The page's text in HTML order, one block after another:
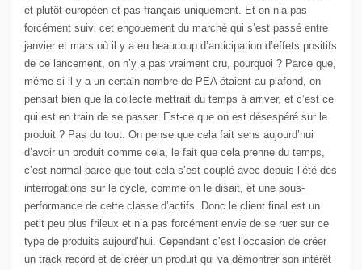
et plutôt européen et pas français uniquement. Et on n’a pas
forcément suivi cet engouement du marché qui s’est passé entre
janvier et mars où il y a eu beaucoup d’anticipation d’effets positifs
de ce lancement, on n’y a pas vraiment cru, pourquoi ? Parce que,
même si il y a un certain nombre de PEA étaient au plafond, on
pensait bien que la collecte mettrait du temps à arriver, et c’est ce
qui est en train de se passer. Est-ce que on est désespéré sur le
produit ? Pas du tout. On pense que cela fait sens aujourd’hui
d’avoir un produit comme cela, le fait que cela prenne du temps,
c’est normal parce que tout cela s’est couplé avec depuis l’été des
interrogations sur le cycle, comme on le disait, et une sous-
performance de cette classe d’actifs. Donc le client final est un
petit peu plus frileux et n’a pas forcément envie de se ruer sur ce
type de produits aujourd’hui. Cependant c’est l’occasion de créer
un track record et de créer un produit qui va démontrer son intérêt